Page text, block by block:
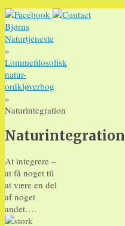
Bjørns
Naturtjeneste
»
Lommefilosofisk
natur-
ordkløverbog
»
Naturintegration
Naturintegration
At integrere –
at få noget til
at være en del
af noget
andet….